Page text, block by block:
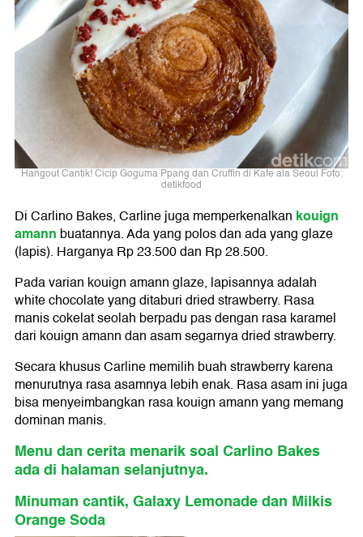
Hangout Cantik! Cicip Goguma Ppang dan Cruffin di Kafe ala Seoul Foto:
detikfood
Di Carlino Bakes, Carline juga memperkenalkan kouign
amann buatannya. Ada yang polos dan ada yang glaze
(lapis). Harganya Rp 23.500 dan Rp 28.500.
Pada varian kouign amann glaze, lapisannya adalah
white chocolate yang ditaburi dried strawberry. Rasa
manis cokelat seolah berpadu pas dengan rasa karamel
dari kouign amann dan asam segarnya dried strawberry.
Secara khusus Carline memilih buah strawberry karena
menurutnya rasa asamnya lebih enak. Rasa asam ini juga
bisa menyeimbangkan rasa kouign amann yang memang
dominan manis.
Menu dan cerita menarik soal Carlino Bakes
ada di halaman selanjutnya.
Minuman cantik, Galaxy Lemonade dan Milkis
Orange Soda